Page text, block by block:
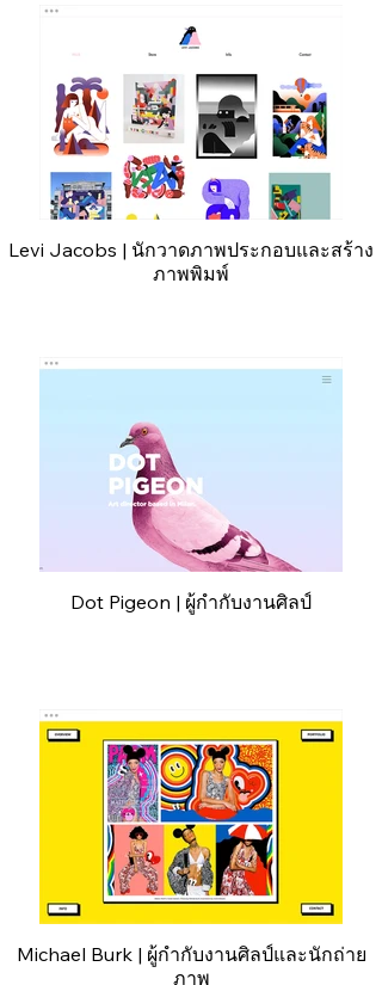
Levi Jacobs | นักวาดภาพประกอบและสร้าง
ภาพพิมพ์
Dot Pigeon | ผู้กำกับงานศิลป์
Michael Burk | ผู้กำกับงานศิลป์และนักถ่าย
ภาพ